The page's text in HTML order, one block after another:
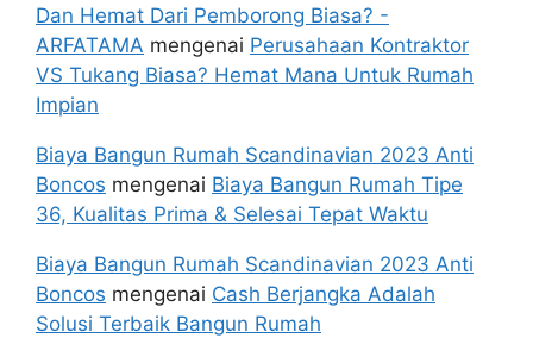
Dan Hemat Dari Pemborong Biasa? -
ARFATAMA mengenai Perusahaan Kontraktor
VS Tukang Biasa? Hemat Mana Untuk Rumah
Impian
Biaya Bangun Rumah Scandinavian 2023 Anti
Boncos mengenai Biaya Bangun Rumah Tipe
36, Kualitas Prima & Selesai Tepat Waktu
Biaya Bangun Rumah Scandinavian 2023 Anti
Boncos mengenai Cash Berjangka Adalah
Solusi Terbaik Bangun Rumah